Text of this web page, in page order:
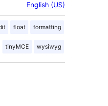
English (US)
float formatting
tinyMCE wysiwyg